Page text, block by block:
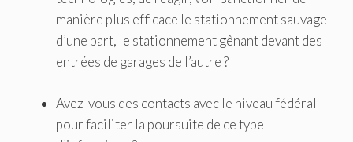
manière plus efficace le stationnement sauvage
d’une part, le stationnement gênant devant des
entrées de garages de l’autre ?
Avez-vous des contacts avec le niveau fédéral
pour faciliter la poursuite de ce type